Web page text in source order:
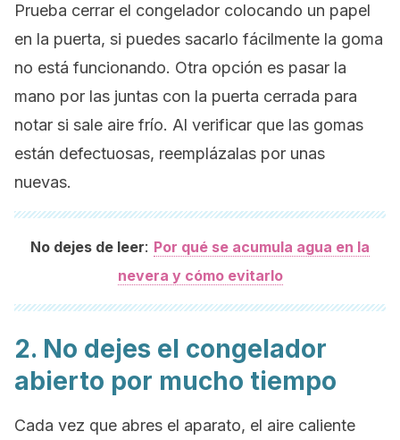
Prueba cerrar el congelador colocando un papel
en la puerta, si puedes sacarlo fácilmente la goma
no está funcionando. Otra opción es pasar la
mano por las juntas con la puerta cerrada para
notar si sale aire frío. Al verificar que las gomas
están defectuosas, reemplázalas por unas
nuevas.
No dejes de leer: Por qué se acumula agua en la
nevera y cómo evitarlo
2. No dejes el congelador
abierto por mucho tiempo
Cada vez que abres el aparato, el aire caliente